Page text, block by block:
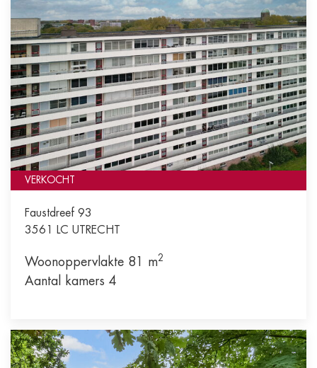
VERKOCHT
Faustdreef 93
3561 LC UTRECHT
Woonoppervlakte 81 m2
Aantal kamers 4